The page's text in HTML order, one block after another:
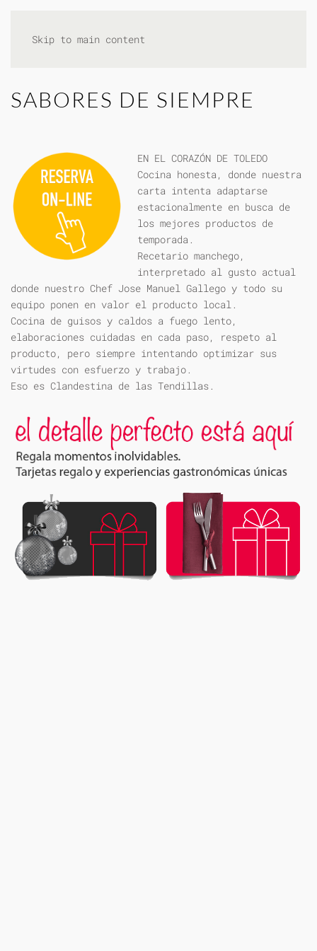
Skip to main content
SABORES DE SIEMPRE
EN EL CORAZÓN DE TOLEDO
Cocina honesta, donde nuestra
carta intenta adaptarse
estacionalmente en busca de
los mejores productos de
temporada.
Recetario manchego,
interpretado al gusto actual
donde nuestro Chef Jose Manuel Gallego y todo su
equipo ponen en valor el producto local.
Cocina de guisos y caldos a fuego lento,
elaboraciones cuidadas en cada paso, respeto al
producto, pero siempre intentando optimizar sus
virtudes con esfuerzo y trabajo.
Eso es Clandestina de las Tendillas.